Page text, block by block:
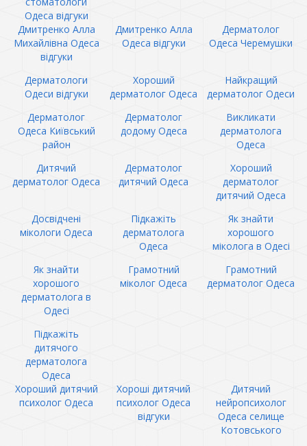
Одеса відгуки
Дмитренко Алла
Михайлівна Одеса
відгуки
Дмитренко Алла
Одеса відгуки
Дерматолог
Одеса Черемушки
Дерматологи
Одеси відгуки
Хороший
дерматолог Одеса
Найкращий
дерматолог Одеси
Дерматолог
Одеса Київський
район
Дерматолог
додому Одеса
Викликати
дерматолога
Одеса
Дитячий
дерматолог Одеса
Дерматолог
дитячий Одеса
Хороший
дерматолог
дитячий Одеса
Досвідчені
мікологи Одеса
Підкажіть
дерматолога
Одеса
Як знайти
хорошого
міколога в Одесі
Як знайти
хорошого
дерматолога в
Одесі
Грамотний
міколог Одеса
Грамотний
дерматолог Одеса
Підкажіть
дитячого
дерматолога
Одеса
Хороший дитячий
психолог Одеса
Хороші дитячий
психолог Одеса
відгуки
Дитячий
нейропсихолог
Одеса селище
Котовського